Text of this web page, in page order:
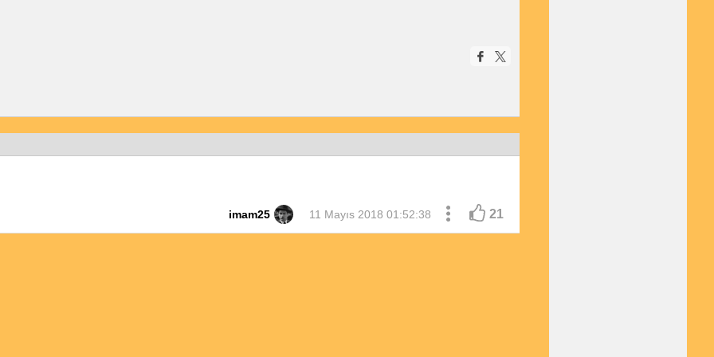
imam25 11 Mayıs 2018 01:52:38 21